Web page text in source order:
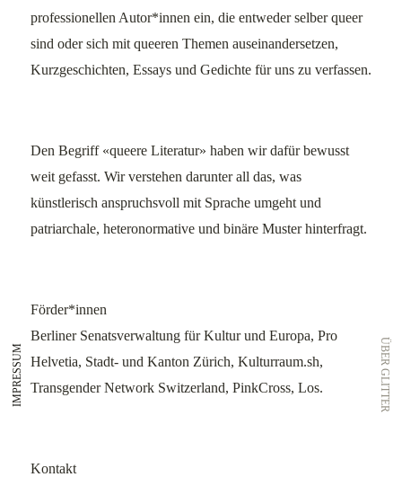
IMPRESSUM ÜBER GLITTER
professionellen Autor*innen ein, die entweder selber queer
sind oder sich mit queeren Themen auseinandersetzen,
Kurzgeschichten, Essays und Gedichte für uns zu verfassen.
Den Begriff «queere Literatur» haben wir dafür bewusst
weit gefasst. Wir verstehen darunter all das, was
künstlerisch anspruchsvoll mit Sprache umgeht und
patriarchale, heteronormative und binäre Muster hinterfragt.
Förder*innen
Berliner Senatsverwaltung für Kultur und Europa, Pro
Helvetia, Stadt- und Kanton Zürich, Kulturraum.sh,
Transgender Network Switzerland, PinkCross, Los.
Kontakt